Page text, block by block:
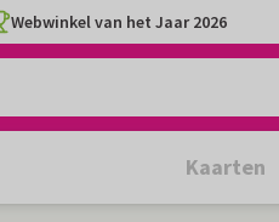
Webwinkel van het Jaar 2026
Kaarten